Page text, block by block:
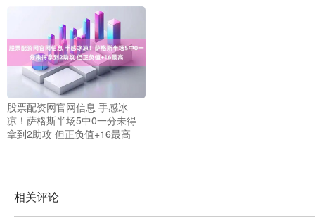
股票配资网官网信息 手感冰
凉！萨格斯半场5中0一分未得
拿到2助攻 但正负值+16最高
相关评论